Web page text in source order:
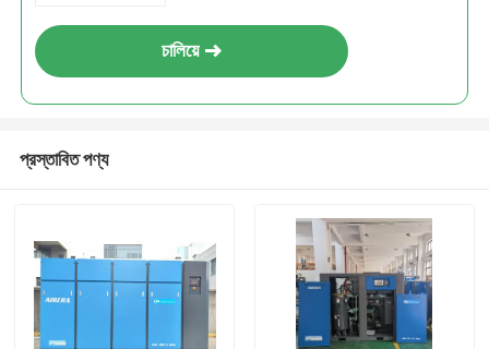
চালিয়ে
প্রস্তাবিত পণ্য